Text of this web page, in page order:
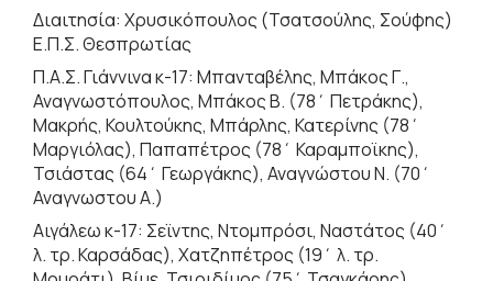
Διαιτησία: Χρυσικόπουλος (Τσατσούλης, Σούφης)
Ε.Π.Σ. Θεσπρωτίας
Π.Α.Σ. Γιάννινα κ-17: Μπανταβέλης, Μπάκος Γ.,
Αναγνωστόπουλος, Μπάκος Β. (78΄ Πετράκης),
Μακρής, Κουλτούκης, Μπάρλης, Κατερίνης (78΄
Μαργιόλας), Παπαπέτρος (78΄ Καραμποϊκης),
Τσιάστας (64΄ Γεωργάκης), Αναγνώστου Ν. (70΄
Αναγνωστου Α.)
Αιγάλεω κ-17: Σεϊντης, Ντομπρόσι, Ναστάτος (40΄
λ. τρ. Καρσάδας), Χατζηπέτρος (19΄ λ. τρ.